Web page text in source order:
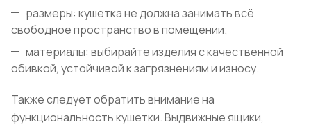
размеры: кушетка не должна занимать всё
свободное пространство в помещении;
материалы: выбирайте изделия с качественной
обивкой, устойчивой к загрязнениям и износу.
Также следует обратить внимание на
функциональность кушетки. Выдвижные ящики,